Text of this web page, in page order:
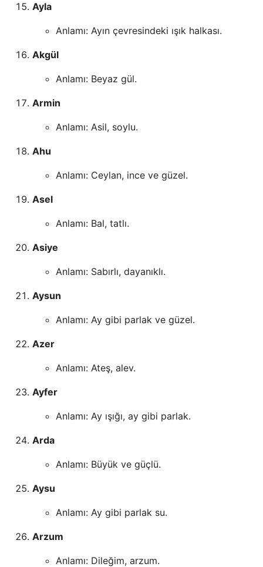
Ayla
Anlamı: Ayın çevresindeki ışık halkası.
Akgül
Anlamı: Beyaz gül.
Armin
Anlamı: Asil, soylu.
Ahu
Anlamı: Ceylan, ince ve güzel.
Asel
Anlamı: Bal, tatlı.
Asiye
Anlamı: Sabırlı, dayanıklı.
Aysun
Anlamı: Ay gibi parlak ve güzel.
Azer
Anlamı: Ateş, alev.
Ayfer
Anlamı: Ay ışığı, ay gibi parlak.
Arda
Anlamı: Büyük ve güçlü.
Aysu
Anlamı: Ay gibi parlak su.
Arzum
Anlamı: Dileğim, arzum.